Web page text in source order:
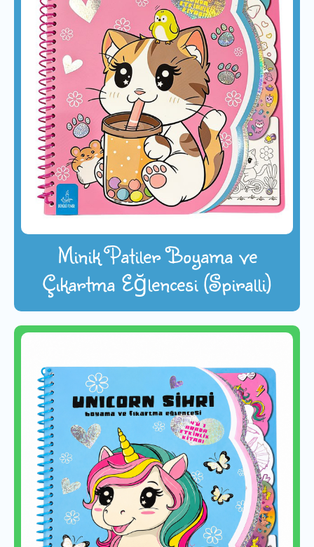
Minik Patiler Boyama ve
Çıkartma Eğlencesi (Spiralli)